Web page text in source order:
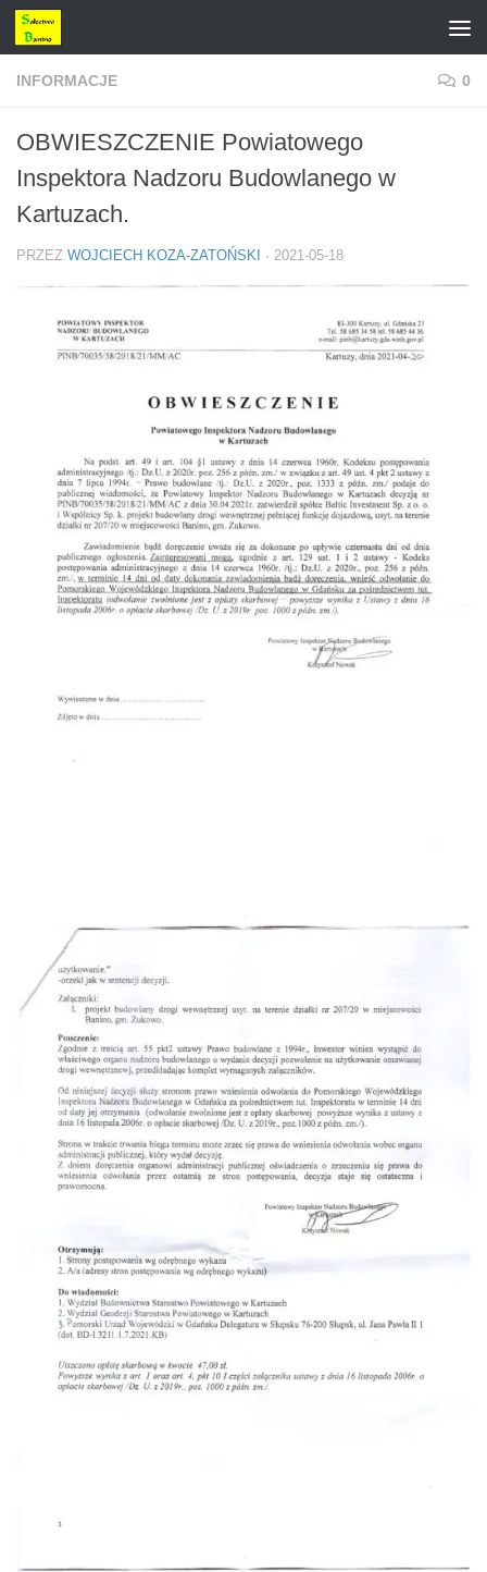
Przejdź do treści
INFORMACJE 0
OBWIESZCZENIE Powiatowego
Inspektora Nadzoru Budowlanego w
Kartuzach.
PRZEZ WOJCIECH KOZA-ZATOŃSKI · 2021-05-18